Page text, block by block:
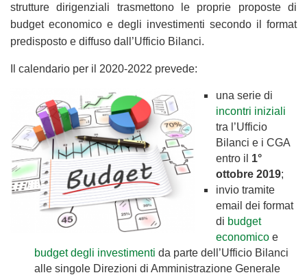
strutture dirigenziali trasmettono le proprie proposte di
budget economico e degli investimenti secondo il format
predisposto e diffuso dall’Ufficio Bilanci.
Il calendario per il 2020-2022 prevede:
una serie di
incontri iniziali
tra l’Ufficio
Bilanci e i CGA
entro il 1°
ottobre 2019;
invio tramite
email dei format
di budget
economico e
budget degli investimenti da parte dell’Ufficio Bilanci
alle singole Direzioni di Amministrazione Generale